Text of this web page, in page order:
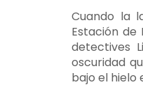
Cuando la
Estación de
detectives
oscuridad
bajo el hielo